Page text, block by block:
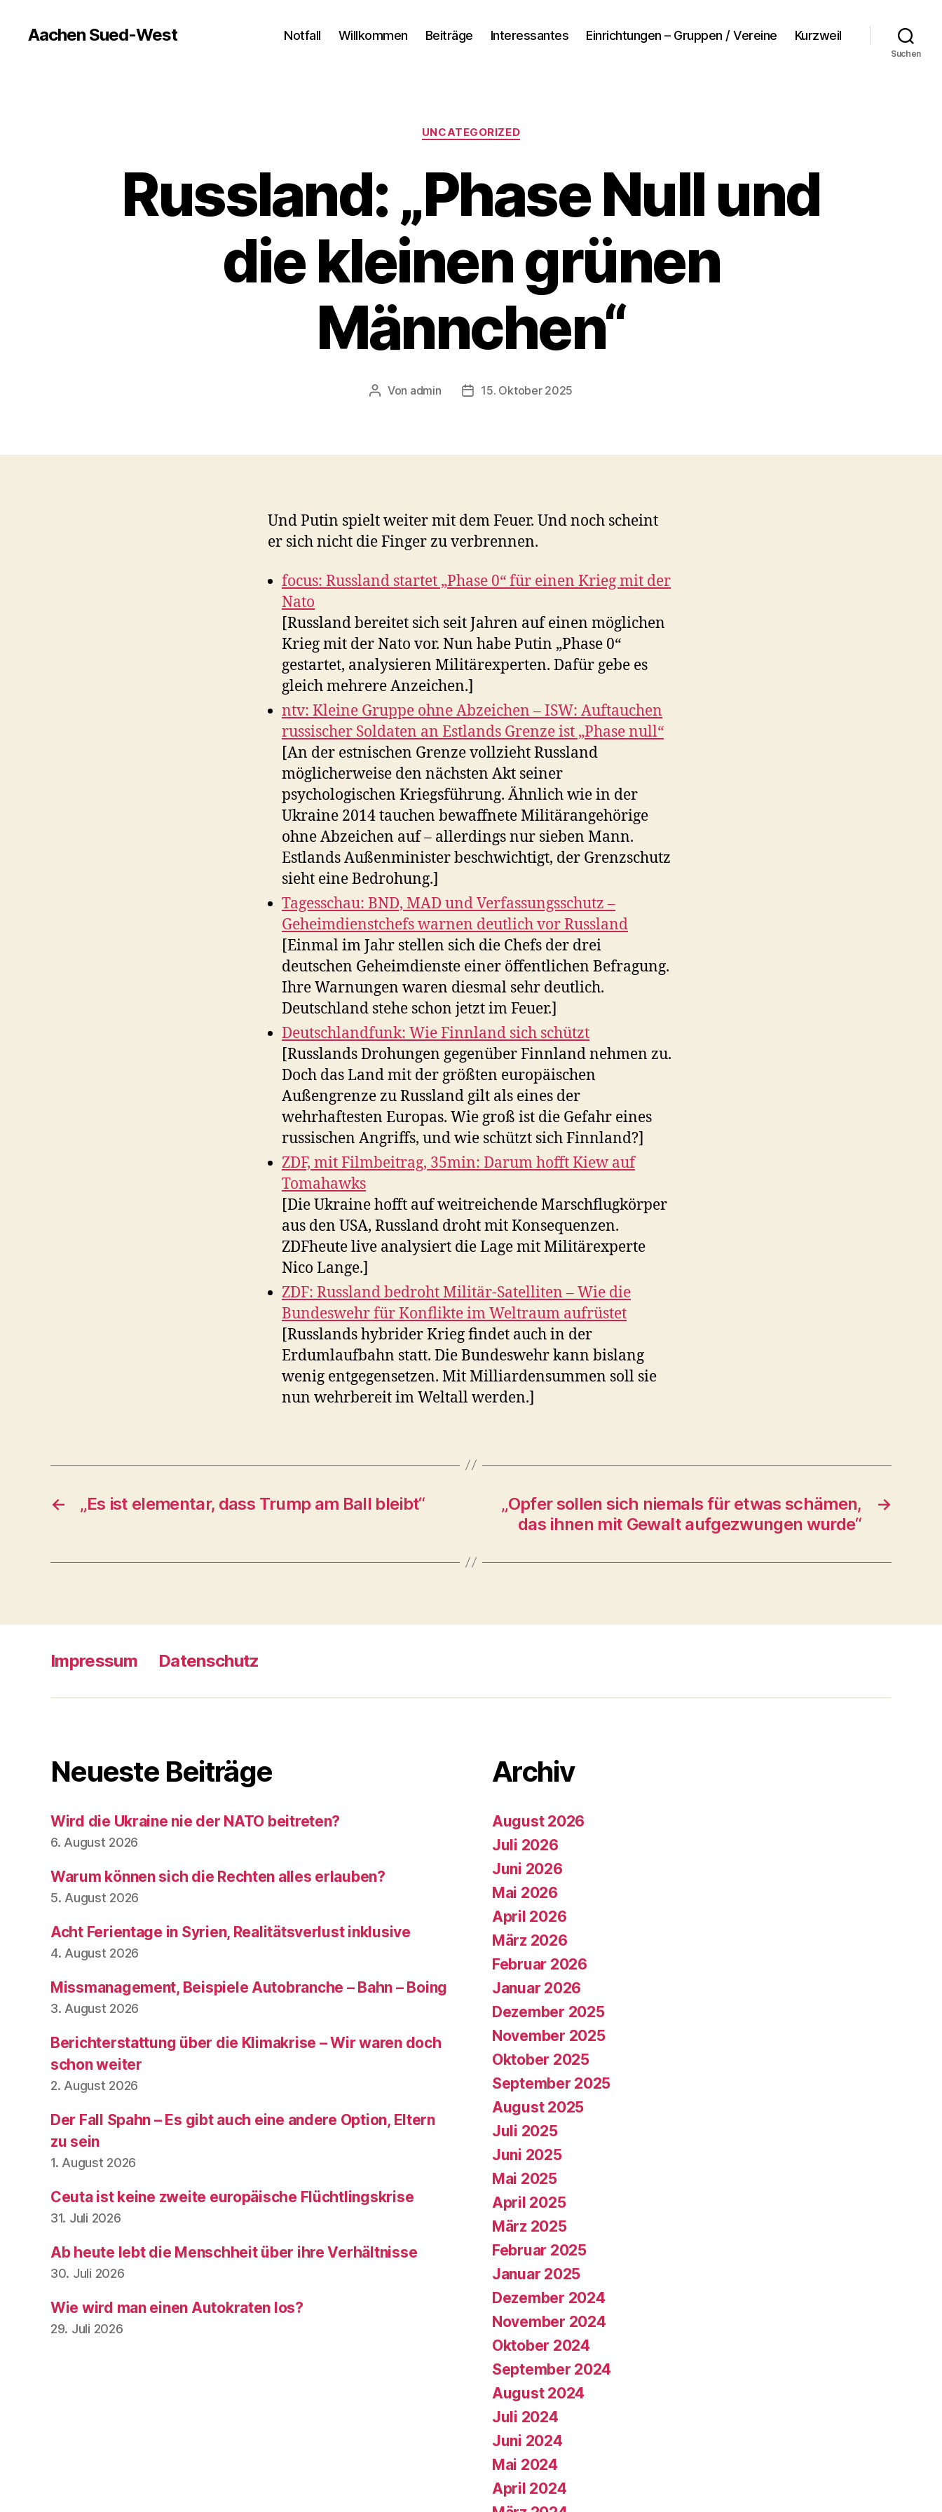
Aachen Sued-West Notfall Willkommen Beiträge Interessantes Einrichtungen – Gruppen / Vereine Kurzweil
Suchen
Kategorien
UNCATEGORIZED
Russland: „Phase Null und
die kleinen grünen
Männchen“
Beitragsautor
Von admin Veröffentlichungsdatum
15. Oktober 2025
Und Putin spielt weiter mit dem Feuer. Und noch scheint
er sich nicht die Finger zu verbrennen.
focus: Russland startet „Phase 0“ für einen Krieg mit der
Nato
[Russland bereitet sich seit Jahren auf einen möglichen
Krieg mit der Nato vor. Nun habe Putin „Phase 0“
gestartet, analysieren Militärexperten. Dafür gebe es
gleich mehrere Anzeichen.]
ntv: Kleine Gruppe ohne Abzeichen – ISW: Auftauchen
russischer Soldaten an Estlands Grenze ist „Phase null“
[An der estnischen Grenze vollzieht Russland
möglicherweise den nächsten Akt seiner
psychologischen Kriegsführung. Ähnlich wie in der
Ukraine 2014 tauchen bewaffnete Militärangehörige
ohne Abzeichen auf – allerdings nur sieben Mann.
Estlands Außenminister beschwichtigt, der Grenzschutz
sieht eine Bedrohung.]
Tagesschau: BND, MAD und Verfassungsschutz –
Geheimdienstchefs warnen deutlich vor Russland
[Einmal im Jahr stellen sich die Chefs der drei
deutschen Geheimdienste einer öffentlichen Befragung.
Ihre Warnungen waren diesmal sehr deutlich.
Deutschland stehe schon jetzt im Feuer.]
Deutschlandfunk: Wie Finnland sich schützt
[Russlands Drohungen gegenüber Finnland nehmen zu.
Doch das Land mit der größten europäischen
Außengrenze zu Russland gilt als eines der
wehrhaftesten Europas. Wie groß ist die Gefahr eines
russischen Angriffs, und wie schützt sich Finnland?]
ZDF, mit Filmbeitrag, 35min: Darum hofft Kiew auf
Tomahawks
[Die Ukraine hofft auf weitreichende Marschflugkörper
aus den USA, Russland droht mit Konsequenzen.
ZDFheute live analysiert die Lage mit Militärexperte
Nico Lange.]
ZDF: Russland bedroht Militär-Satelliten – Wie die
Bundeswehr für Konflikte im Weltraum aufrüstet
[Russlands hybrider Krieg findet auch in der
Erdumlaufbahn statt. Die Bundeswehr kann bislang
wenig entgegensetzen. Mit Milliardensummen soll sie
nun wehrbereit im Weltall werden.]
← „Es ist elementar, dass Trump am Ball bleibt“ →
„Opfer sollen sich niemals für etwas schämen,
das ihnen mit Gewalt aufgezwungen wurde“
Impressum Datenschutz
Neueste Beiträge
Wird die Ukraine nie der NATO beitreten?
6. August 2026
Warum können sich die Rechten alles erlauben?
5. August 2026
Acht Ferientage in Syrien, Realitätsverlust inklusive
4. August 2026
Missmanagement, Beispiele Autobranche – Bahn – Boing
3. August 2026
Berichterstattung über die Klimakrise – Wir waren doch
schon weiter
2. August 2026
Der Fall Spahn – Es gibt auch eine andere Option, Eltern
zu sein
1. August 2026
Ceuta ist keine zweite europäische Flüchtlingskrise
31. Juli 2026
Ab heute lebt die Menschheit über ihre Verhältnisse
30. Juli 2026
Wie wird man einen Autokraten los?
29. Juli 2026
Archiv
August 2026
Juli 2026
Juni 2026
Mai 2026
April 2026
März 2026
Februar 2026
Januar 2026
Dezember 2025
November 2025
Oktober 2025
September 2025
August 2025
Juli 2025
Juni 2025
Mai 2025
April 2025
März 2025
Februar 2025
Januar 2025
Dezember 2024
November 2024
Oktober 2024
September 2024
August 2024
Juli 2024
Juni 2024
Mai 2024
April 2024